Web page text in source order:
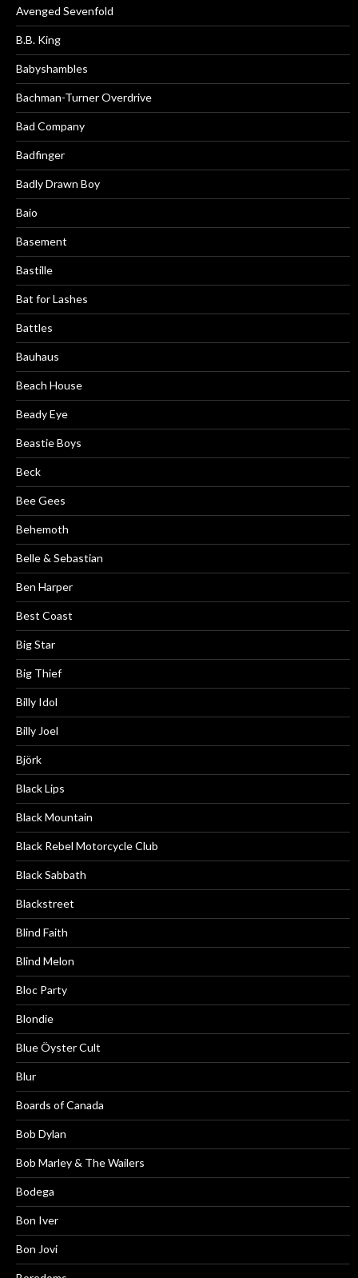
Avenged Sevenfold
B.B. King
Babyshambles
Bachman-Turner Overdrive
Bad Company
Badfinger
Badly Drawn Boy
Baio
Basement
Bastille
Bat for Lashes
Battles
Bauhaus
Beach House
Beady Eye
Beastie Boys
Beck
Bee Gees
Behemoth
Belle & Sebastian
Ben Harper
Best Coast
Big Star
Big Thief
Billy Idol
Billy Joel
Björk
Black Lips
Black Mountain
Black Rebel Motorcycle Club
Black Sabbath
Blackstreet
Blind Faith
Blind Melon
Bloc Party
Blondie
Blue Öyster Cult
Blur
Boards of Canada
Bob Dylan
Bob Marley & The Wailers
Bodega
Bon Iver
Bon Jovi